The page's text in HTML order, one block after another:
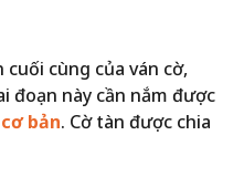
cuối cùng của ván cờ,
đoạn này cần nắm được
bản. Cờ tàn được chia